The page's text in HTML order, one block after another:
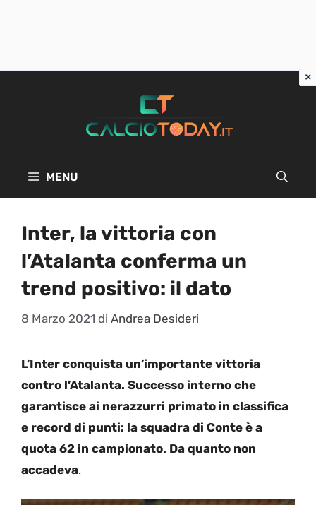
MENU
Inter, la vittoria con
l’Atalanta conferma un
trend positivo: il dato
8 Marzo 2021 di Andrea Desideri
L’Inter conquista un’importante vittoria
contro l’Atalanta. Successo interno che
garantisce ai nerazzurri primato in classifica
e record di punti: la squadra di Conte è a
quota 62 in campionato. Da quanto non
accadeva.